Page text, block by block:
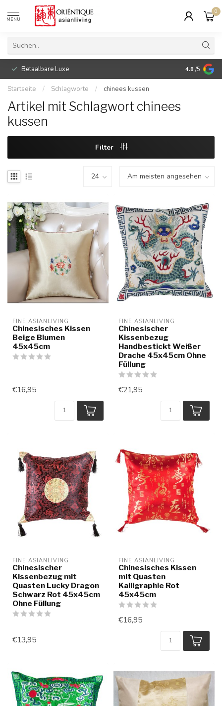
MENU
0
Betaalbare Luxe 4.8 /5
Startseite / Schlagworte / chinees kussen
Artikel mit Schlagwort chinees
kussen
Filter
FINE ASIANLIVING
Chinesisches Kissen
Beige Blumen
45x45cm
€16,95
FINE ASIANLIVING
Chinesischer
Kissenbezug
Handbestickt Weißer
Drache 45x45cm Ohne
Füllung
€21,95
FINE ASIANLIVING
Chinesischer
Kissenbezug mit
Quasten Lucky Dragon
Schwarz Rot 45x45cm
Ohne Füllung
€13,95
FINE ASIANLIVING
Chinesisches Kissen
mit Quasten
Kalligraphie Rot
45x45cm
€16,95